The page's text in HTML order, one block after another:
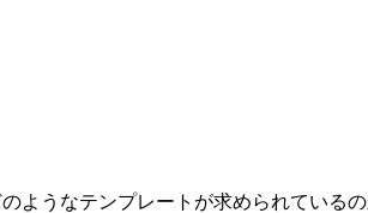
ようなテンプレートが求められている